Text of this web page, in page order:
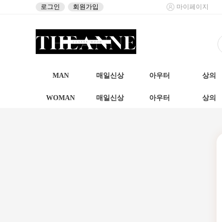
로그인 회원가입 마이페이지
MAN 매일신상 아우터 상의
WOMAN 매일신상 아우터 상의